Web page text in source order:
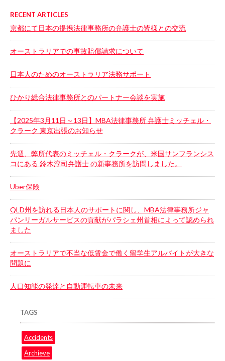
RECENT ARTICLES
京都にて日本の提携法律事務所の弁護士の皆様との交流
オーストラリアでの事故賠償請求について
日本人のためのオーストラリア法務サポート
ひかり総合法律事務所とのパートナー会談を実施
【2025年3月11日～13日】MBA法律事務所 弁護士ミッチェル・
クラーク 東京出張のお知らせ
先週、弊所代表のミッチェル・クラークが、米国サンフランシス
コにある 鈴木淳司弁護士 の新事務所を訪問しました。
Uber保険
QLD州を訪れる日本人のサポートに関し、MBA法律事務所ジャ
パンリーガルサービスの貢献がパラシェ州首相によって認められ
ました
オーストラリアで不当な低賃金で働く留学生アルバイトが大きな
問題に
人口知能の発達と自動運転車の未来
TAGS
Accidents
Archieve